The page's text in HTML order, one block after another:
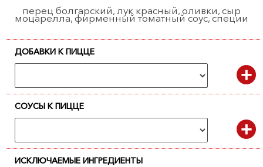
перец болгарский, лук красный, оливки, сыр
моцарелла, фирменный томатный соус, специи
ДОБАВКИ К ПИЦЦЕ
СОУСЫ К ПИЦЦЕ
ИСКЛЮЧАЕМЫЕ ИНГРЕДИЕНТЫ